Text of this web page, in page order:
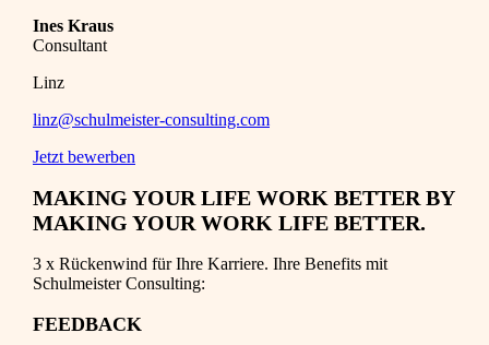
Ines Kraus
Consultant
Linz
linz@schulmeister-consulting.com
Jetzt bewerben
MAKING YOUR LIFE WORK BETTER BY
MAKING YOUR WORK LIFE BETTER.
3 x Rückenwind für Ihre Karriere. Ihre Benefits mit
Schulmeister Consulting:
FEEDBACK